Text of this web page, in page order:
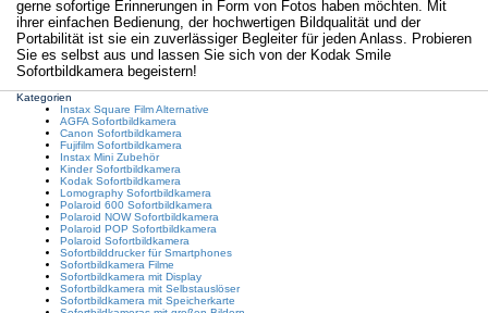
gerne sofortige Erinnerungen in Form von Fotos haben möchten. Mit
ihrer einfachen Bedienung, der hochwertigen Bildqualität und der
Portabilität ist sie ein zuverlässiger Begleiter für jeden Anlass. Probieren
Sie es selbst aus und lassen Sie sich von der Kodak Smile
Sofortbildkamera begeistern!
Kategorien
Instax Square Film Alternative
AGFA Sofortbildkamera
Canon Sofortbildkamera
Fujifilm Sofortbildkamera
Instax Mini Zubehör
Kinder Sofortbildkamera
Kodak Sofortbildkamera
Lomography Sofortbildkamera
Polaroid 600 Sofortbildkamera
Polaroid NOW Sofortbildkamera
Polaroid POP Sofortbildkamera
Polaroid Sofortbildkamera
Sofortbilddrucker für Smartphones
Sofortbildkamera Filme
Sofortbildkamera mit Display
Sofortbildkamera mit Selbstauslöser
Sofortbildkamera mit Speicherkarte